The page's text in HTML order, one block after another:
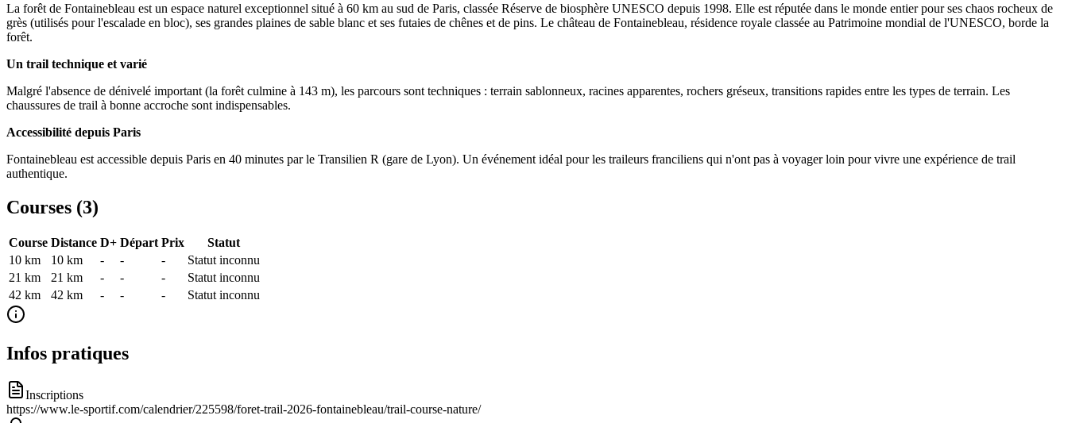
La forêt de Fontainebleau est un espace naturel exceptionnel situé à 60 km au sud de Paris, classée Réserve de biosphère UNESCO depuis 1998. Elle est réputée dans le monde entier pour ses chaos rocheux de
grès (utilisés pour l'escalade en bloc), ses grandes plaines de sable blanc et ses futaies de chênes et de pins. Le château de Fontainebleau, résidence royale classée au Patrimoine mondial de l'UNESCO, borde la
forêt.
Un trail technique et varié
Malgré l'absence de dénivelé important (la forêt culmine à 143 m), les parcours sont techniques : terrain sablonneux, racines apparentes, rochers gréseux, transitions rapides entre les types de terrain. Les
chaussures de trail à bonne accroche sont indispensables.
Accessibilité depuis Paris
Fontainebleau est accessible depuis Paris en 40 minutes par le Transilien R (gare de Lyon). Un événement idéal pour les traileurs franciliens qui n'ont pas à voyager loin pour vivre une expérience de trail
authentique.
Courses (3)
Course Distance D+ Départ Prix
Statut
10 km
10 km - - -
Statut inconnu
21 km
21 km - - -
Statut inconnu
42 km
42 km - - - Statut inconnu
Infos pratiques
Inscriptions
https://www.le-sportif.com/calendrier/225598/foret-trail-2026-fontainebleau/trail-course-nature/